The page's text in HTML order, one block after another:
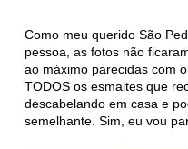
Como meu querido São
pessoa, as fotos não
ao máximo parecidas com
TODOS os esmaltes que
descabelando em casa e
semelhante. Sim, eu vou